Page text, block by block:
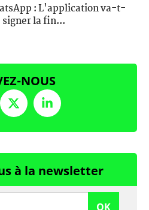
: L'application va-t-
signer la fin...
NOUS
à la newsletter
OK